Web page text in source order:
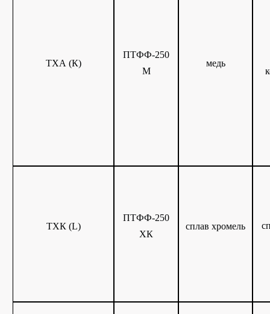
ТХА (К)
ПТФФ-250
М
медь
ТХК (L)
ПТФФ-250
ХК
сплав хромель